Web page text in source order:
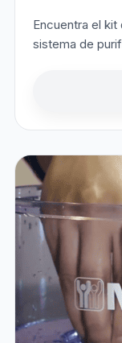
Encuentra el
sistema de